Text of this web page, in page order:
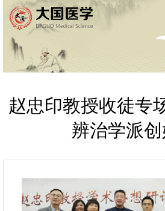
赵忠印教授收徒专
辨治学派创